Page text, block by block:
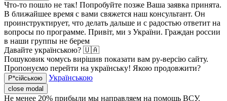
Что-то пошло не так! Попробуйте позже Ваша заявка принята.
В ближайшее время с вами свяжется наш консультант. Он
проинструктирует, что делать дальше и с радостью ответит на
вопросы по программе. Привіт, ми з України. Граждан россии
в наши группы не берем
Давайте українською? 🇺🇦
Пошуковик чомусь вирішив показати вам ру-версію сайту.
Пропонуємо перейти на українську! Якою продовжити?
Р*сійською Українською
close modal
Не менее 20% прибыли мы направляем на помощь ВСУ.